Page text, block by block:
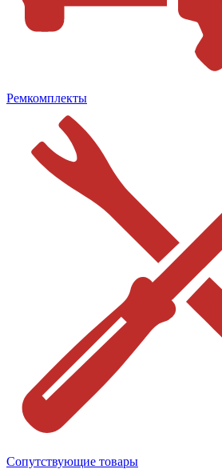
Ремкомплекты
Сопутствующие товары